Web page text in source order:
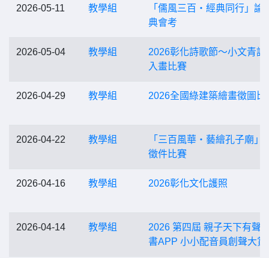
2026-05-11 教學組
「儒風三百・經典同行」論
典會考
2026-05-04 教學組
2026彰化詩歌節～小文青詩
入畫比賽
2026-04-29 教學組 2026全國綠建築繪畫徵圖比
2026-04-22 教學組
「三百風華・藝繪孔子廟」
徵件比賽
2026-04-16 教學組 2026彰化文化護照
2026-04-14 教學組
2026 第四屆 親子天下有聲
書APP 小小配音員創聲大賞